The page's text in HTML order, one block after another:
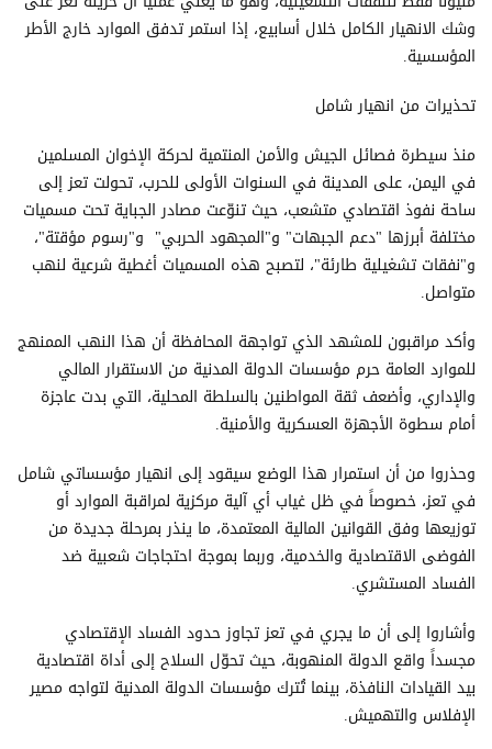
وشك الانهيار الكامل خلال أسابيع، إذا استمر تدفق الموارد خارج الأطر
المؤسسية.
تحذيرات من انهيار شامل
منذ سيطرة فصائل الجيش والأمن المنتمية لحركة الإخوان المسلمين
في اليمن، على المدينة في السنوات الأولى للحرب، تحولت تعز إلى
ساحة نفوذ اقتصادي متشعب، حيث تنوّعت مصادر الجباية تحت مسميات
مختلفة أبرزها "دعم الجبهات" و"المجهود الحربي" و"رسوم مؤقتة"،
و"نفقات تشغيلية طارئة"، لتصبح هذه المسميات أغطية شرعية لنهب
متواصل.
وأكد مراقبون للمشهد الذي تواجهة المحافظة أن هذا النهب الممنهج
للموارد العامة حرم مؤسسات الدولة المدنية من الاستقرار المالي
والإداري، وأضعف ثقة المواطنين بالسلطة المحلية، التي بدت عاجزة
أمام سطوة الأجهزة العسكرية والأمنية.
وحذروا من أن استمرار هذا الوضع سيقود إلى انهيار مؤسساتي شامل
في تعز، خصوصاً في ظل غياب أي آلية مركزية لمراقبة الموارد أو
توزيعها وفق القوانين المالية المعتمدة، ما ينذر بمرحلة جديدة من
الفوضى الاقتصادية والخدمية، وربما بموجة احتجاجات شعبية ضد
الفساد المستشري.
وأشاروا إلى أن ما يجري في تعز تجاوز حدود الفساد الإقتصادي
مجسداً واقع الدولة المنهوبة، حيث تحوّل السلاح إلى أداة اقتصادية
بيد القيادات النافذة، بينما تُترك مؤسسات الدولة المدنية لتواجه مصير
الإفلاس والتهميش.